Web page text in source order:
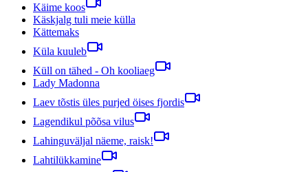
Käime koos
Käskjalg tuli meie külla
Kättemaks
Küla kuuleb
Küll on tähed - Oh kooliaeg
Lady Madonna
Laev tõstis üles purjed öises fjordis
Lagendikul põõsa vilus
Lahinguväljal näeme, raisk!
Lahtilükkamine